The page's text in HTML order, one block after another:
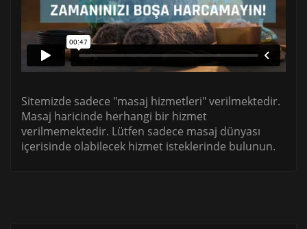
Sitemizde sadece "masaj hizmetleri" verilmektedir.
Masaj haricinde herhangi bir hizmet
verilmemektedir. Lütfen sadece masaj dünyası
içerisinde olabilecek hizmet isteklerinde bulunun.